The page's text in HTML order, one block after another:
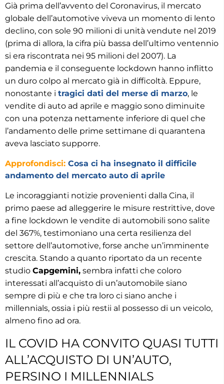
Già prima dell’avvento del Coronavirus, il mercato
globale dell’automotive viveva un momento di lento
declino, con sole 90 milioni di unità vendute nel 2019
(prima di allora, la cifra più bassa dell’ultimo ventennio
si era riscontrata nei 95 milioni del 2007). La
pandemia e il conseguente lockdown hanno inflitto
un duro colpo al mercato già in difficoltà. Eppure,
nonostante i tragici dati del merse di marzo, le
vendite di auto ad aprile e maggio sono diminuite
con una potenza nettamente inferiore di quel che
l’andamento delle prime settimane di quarantena
aveva lasciato supporre.
Approfondisci: Cosa ci ha insegnato il difficile
andamento del mercato auto di aprile
Le incoraggianti notizie provenienti dalla Cina, il
primo paese ad alleggerire le misure restrittive, dove
a fine lockdown le vendite di automobili sono salite
del 367%, testimoniano una certa resilienza del
settore dell’automotive, forse anche un’imminente
crescita. Stando a quanto riportato da un recente
studio Capgemini, sembra infatti che coloro
interessati all’acquisto di un’automobile siano
sempre di più e che tra loro ci siano anche i
millennials, ossia i più restii al possesso di un veicolo,
almeno fino ad ora.
IL COVID HA CONVITO QUASI TUTTI
ALL’ACQUISTO DI UN’AUTO,
PERSINO I MILLENNIALS